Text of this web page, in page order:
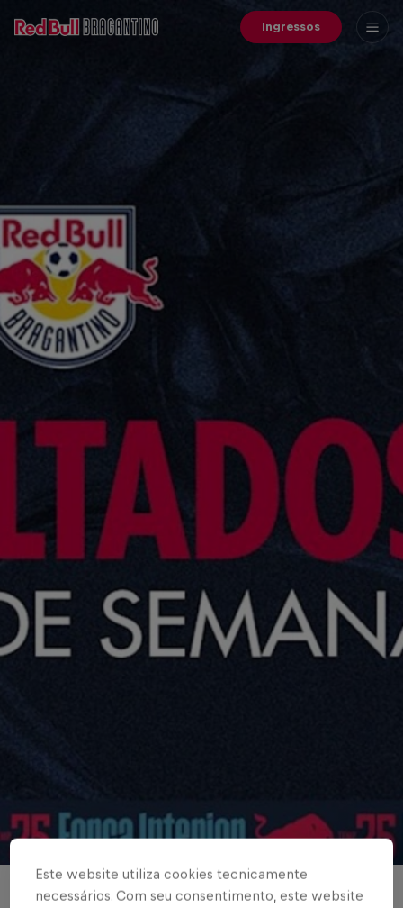
Ingressos
BRASILEIRÃO
Este website utiliza cookies tecnicamente
necessários. Com seu consentimento, este website